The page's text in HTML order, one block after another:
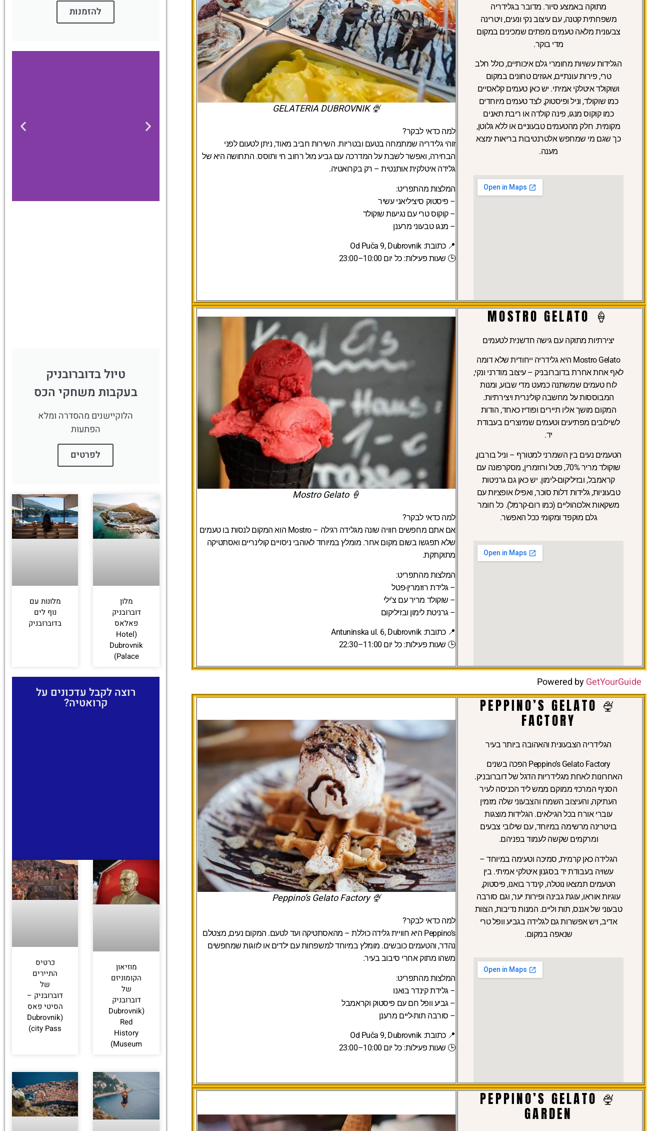
מתוקה באמצע סיור. מדובר בגלידריה
משפחתית קטנה, עם עיצוב נקי ונעים, ויטרינה
צבעונית מלאה טעמים מפתים שמכינים במקום
מדי בוקר.
הגלידות עשויות מחומרי גלם איכותיים, כולל חלב
טרי, פירות עונתיים, אגוזים טחונים במקום
ושוקולד איטלקי אמיתי. יש כאן טעמים קלאסיים
כמו שוקולד, וניל ופיסטוק, לצד טעמים מיוחדים
כמו קוקוס מנגו, פינה קולדה או ריבת תאנים
מקומית. חלק מהטעמים טבעוניים או ללא גלוטן,
כך שגם מי שמחפש אלטרנטיבות בריאות ימצא
מענה.
🍨 GELATERIA DUBROVNIK
למה כדאי לבקר?
זוהי גלידריה שמתמחה בטעם ובטריות. השירות חביב מאוד, ניתן לטעום לפני
הבחירה, ואפשר לשבת על המדרכה עם גביע מול רחוב חי ותוסס. התחושה היא של
גלידה איטלקית אותנטית – רק בקרואטיה.
המלצות מהתפריט:
– פיסטוק סיציליאני עשיר
– קוקוס טרי עם נגיעות שוקולד
– מנגו טבעוני מרענן
📍 כתובת: Od Puča 9, Dubrovnik
🕒 שעות פעילות: כל יום 10:00–23:00
🍦 MOSTRO GELATO
יצירתיות מתוקה עם גישה חדשנית לטעמים
Mostro Gelato היא גלידריה ייחודית שלא דומה
לאף אחת אחרת בדוברובניק – עיצוב מודרני ונקי,
לוח טעמים שמשתנה כמעט מדי שבוע, ומנות
המבוססות על מחשבה קולינרית ויצירתיות.
המקום מושך אליו תיירים ופודיז כאחד, הודות
לשילובים מפתיעים וטעמים שמיוצרים בעבודת
יד.
הטעמים נעים בין השמרני למטורף – וניל בורבון,
שוקולד מריר 70%, פטל ורוזמרין, מסקרפונה עם
קראמבל, ובזיליקום-לימון. יש כאן גם גרניטות
טבעוניות, גלידות דלות סוכר, ואפילו אופציות עם
משקאות אלכוהוליים (כמו רום-קרמל). כל חומר
גלם מוקפד ומקומי ככל האפשר.
🍦 Mostro Gelato
למה כדאי לבקר?
אם אתם מחפשים חוויה שונה מגלידה רגילה – Mostro הוא המקום לנסות בו טעמים
שלא תפגשו בשום מקום אחר. מומלץ במיוחד לאוהבי ניסויים קולינריים ואסתטיקה
מתוקתקת.
המלצות מהתפריט:
– גלידת רוזמרין-פטל
– שוקולד מריר עם צ'ילי
– גרניטת לימון ובזיליקום
📍 כתובת: Antuninska ul. 6, Dubrovnik
🕒 שעות פעילות: כל יום 11:00–22:30
Powered byGetYourGuide
🍨 PEPPINO’S GELATO
FACTORY
הגלידריה הצבעונית והאהובה ביותר בעיר
Peppino’s Gelato Factory הפכה בשנים
האחרונות לאחת מגלידריות הדגל של דוברובניק.
הסניף המרכזי ממוקם ממש ליד הכניסה לעיר
העתיקה, והעיצוב השמח והצבעוני שלה מזמין
עוברי אורח בכל הגילאים. הגלידות מוצגות
בויטרינה מרשימה במיוחד, עם שילובי צבעים
ומרקמים שקשה לעמוד בפניהם.
הגלידה כאן קרמית, סמיכה וטעימה במיוחד –
עשויה בעבודת יד בסגנון איטלקי אמיתי. בין
הטעמים תמצאו נוטלה, קינדר בואנו, פיסטוק,
עוגיות אוראו, עוגת גבינה ופירות יער, וגם סורבה
טבעוני של אננס, תות וליים. המנות נדיבות, הצוות
אדיב, ויש אפשרות גם לגלידה בגביע וופל טרי
שנאפה במקום.
🍨 Peppino’s Gelato Factory
למה כדאי לבקר?
Peppino’s היא חוויית גלידה כוללת – מהאסתטיקה ועד לטעם. המקום נעים, מצטלם
נהדר, והטעמים כובשים. מומלץ במיוחד למשפחות עם ילדים או לזוגות שמחפשים
משהו מתוק אחרי סיבוב בעיר.
המלצות מהתפריט:
– גלידת קינדר בואנו
– גביע וופל חם עם פיסטוק וקראמבל
– סורבה תות-ליים מרענן
📍 כתובת: Od Puča 9, Dubrovnik
🕒 שעות פעילות: כל יום 10:00–23:00
🍨 PEPPINO’S GELATO
GARDEN
להזמנות
טיול בדוברובניק
בעקבות משחקי הכס
הלוקיישנים מהסדרה ומלא
הפתעות
לפרטים
מלון
דוברובניק
פאלאס
(Hotel
Dubrovnik
Palace)
מלונות עם
נוף לים
בדוברובניק
רוצה לקבל עדכונים על
קרואטיה?
מוזיאון
הקומוניזם
של
דוברובניק
(Dubrovnik
Red
History
Museum)
כרטיס
התיירים
של
דוברובניק –
הסיטי פאס
(Dubrovnik
city Pass)